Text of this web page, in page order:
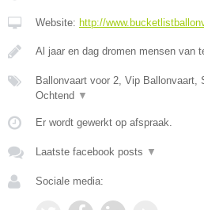
Website: http://
Al jaar en dag dromen mensen van
Ballonvaart voor 2, Vip Ballonvaart,
Ochtend ▼
Er wordt gewerkt op afspraak.
Laatste facebook posts ▼
Sociale media: